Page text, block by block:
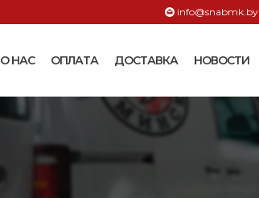
info@snabmk.by
О НАС ОПЛАТА ДОСТАВКА НОВОСТИ
Термошкафы
Поилки и кормушки